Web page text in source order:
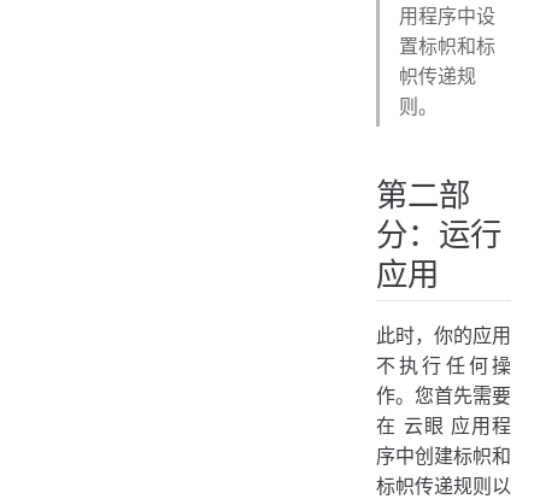
用程序中设
置标帜和标
帜传递规
则。
第二部
分：运行
应用
此时，你的应用
不执行任何操
作。您首先需要
在 云眼 应用程
序中创建标帜和
标帜传递规则以